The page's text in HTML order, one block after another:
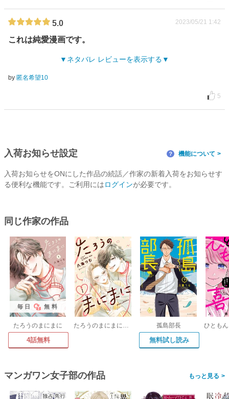
5.0 2023/05/21 1:42
これは純愛漫画です。
ネタバレ レビューを表示する
by 匿名希望10
5
入荷お知らせ設定 ？ 機能について
入荷お知らせをONにした作品の続話／作家の新着入荷をお知らせす
る便利な機能です。ご利用にはログインが必要です。
同じ作家の作品
毎日 無料
たろうのまにまに
4話無料
たろうのまにまに【単話】 孤島部長
無料試し読み
マンガワン女子部の作品 >